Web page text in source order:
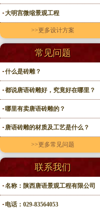
大明宫微缩景观工程
>>更多设计方案
常见问题
什么是砖雕？
都说唐语砖雕好，究竟好在哪里？
哪里有卖唐语砖雕的？
唐语砖雕的材质及工艺是什么？
>>更多常见问题
联系我们
名称：陕西唐语景观工程有限公司
电话：029-83564053